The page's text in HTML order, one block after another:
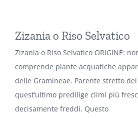
Zizania o Riso Selvatico
Zizania o Riso Selvatico ORIGINE:
comprende piante acquatiche
delle Gramineae. Parente stretto
quest’ultimo predilige climi più
decisamente freddi. Questo